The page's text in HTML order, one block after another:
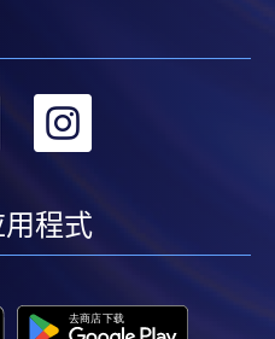
转
linkedin
用程式